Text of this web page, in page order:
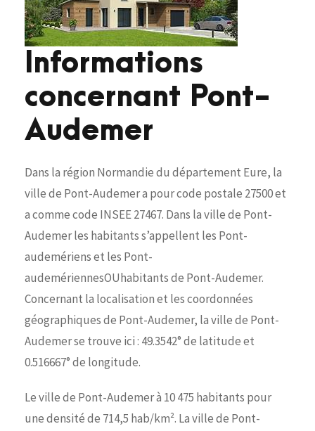
Informations
concernant Pont-
Audemer
Dans la région Normandie du département Eure, la
ville de Pont-Audemer a pour code postale 27500 et
a comme code INSEE 27467. Dans la ville de Pont-
Audemer les habitants s’appellent les Pont-
audemériens et les Pont-
audemériennesOUhabitants de Pont-Audemer.
Concernant la localisation et les coordonnées
géographiques de Pont-Audemer, la ville de Pont-
Audemer se trouve ici : 49.3542° de latitude et
0.516667° de longitude.
Le ville de Pont-Audemer à 10 475 habitants pour
une densité de 714,5 hab/km². La ville de Pont-